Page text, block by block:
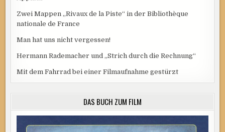
Zwei Mappen „Rivaux de la Piste“ in der Bibliothèque
nationale de France
Man hat uns nicht vergessen!
Hermann Rademacher und „Strich durch die Rechnung“
Mit dem Fahrrad bei einer Filmaufnahme gestürzt
DAS BUCH ZUM FILM